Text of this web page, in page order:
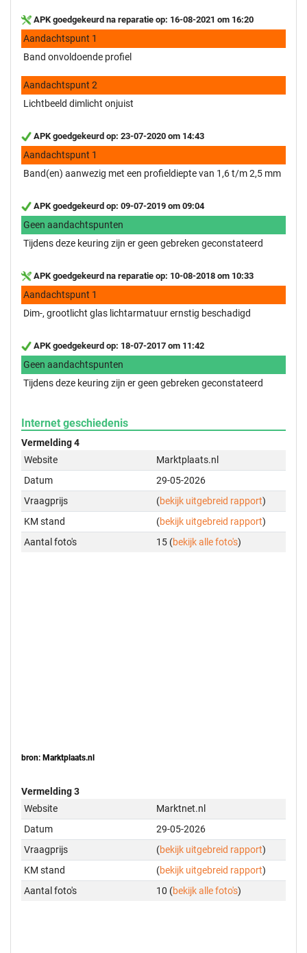
APK goedgekeurd na reparatie op: 16-08-2021 om 16:20
Aandachtspunt 1
Band onvoldoende profiel
Aandachtspunt 2
Lichtbeeld dimlicht onjuist
APK goedgekeurd op: 23-07-2020 om 14:43
Aandachtspunt 1
Band(en) aanwezig met een profieldiepte van 1,6 t/m 2,5 mm
APK goedgekeurd op: 09-07-2019 om 09:04
Geen aandachtspunten
Tijdens deze keuring zijn er geen gebreken geconstateerd
APK goedgekeurd na reparatie op: 10-08-2018 om 10:33
Aandachtspunt 1
Dim-, grootlicht glas lichtarmatuur ernstig beschadigd
APK goedgekeurd op: 18-07-2017 om 11:42
Geen aandachtspunten
Tijdens deze keuring zijn er geen gebreken geconstateerd
Internet geschiedenis
Vermelding 4
Website
Marktplaats.nl
Datum
29-05-2026
Vraagprijs
(bekijk uitgebreid rapport)
KM stand
(bekijk uitgebreid rapport)
Aantal foto's
15 (bekijk alle foto's)
bron: Marktplaats.nl
Vermelding 3
Website
Marktnet.nl
Datum
29-05-2026
Vraagprijs
(bekijk uitgebreid rapport)
KM stand
(bekijk uitgebreid rapport)
Aantal foto's
10 (bekijk alle foto's)